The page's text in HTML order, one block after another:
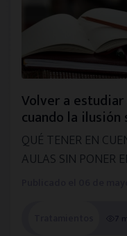
Volver a
cuando la ilusión
QUÉ TENER EN
AULAS SIN PONER
7